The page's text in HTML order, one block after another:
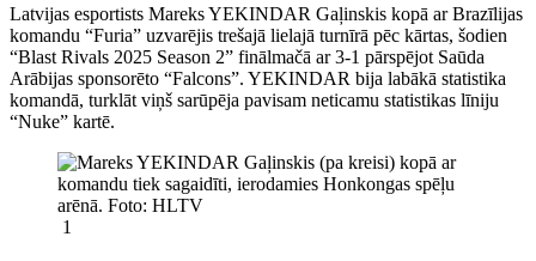
Latvijas esportists Mareks YEKINDAR Gaļinskis kopā ar Brazīlijas
komandu “Furia” uzvarējis trešajā lielajā turnīrā pēc kārtas, šodien
“Blast Rivals 2025 Season 2” finālmačā ar 3-1 pārspējot Saūda
Arābijas sponsorēto “Falcons”. YEKINDAR bija labākā statistika
komandā, turklāt viņš sarūpēja pavisam neticamu statistikas līniju
“Nuke” kartē.
1